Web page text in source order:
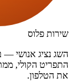
שירות פלוס
השג נציג אנושי —
התפריט הקולי,
את הטלפון.